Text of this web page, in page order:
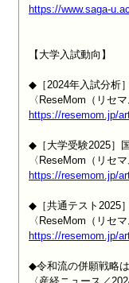
https://www.saga-
【大学入試動向】
◆［2024年入試分析
https://resemom.jp/
◆［大学受験2025］
https://resemom.jp/
◆［共通テスト2025
https://resemom.jp/
◆令和流の併願戦略